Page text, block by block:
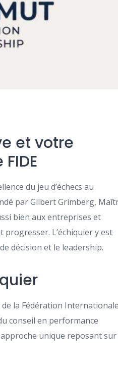
et votre
du jeu d’échecs au
par Gilbert Grimberg,
bien aux entreprises et
progresser. L’échiquier y est
décision et le leadership.
la Fédération Internationale
conseil en performance
unique reposant